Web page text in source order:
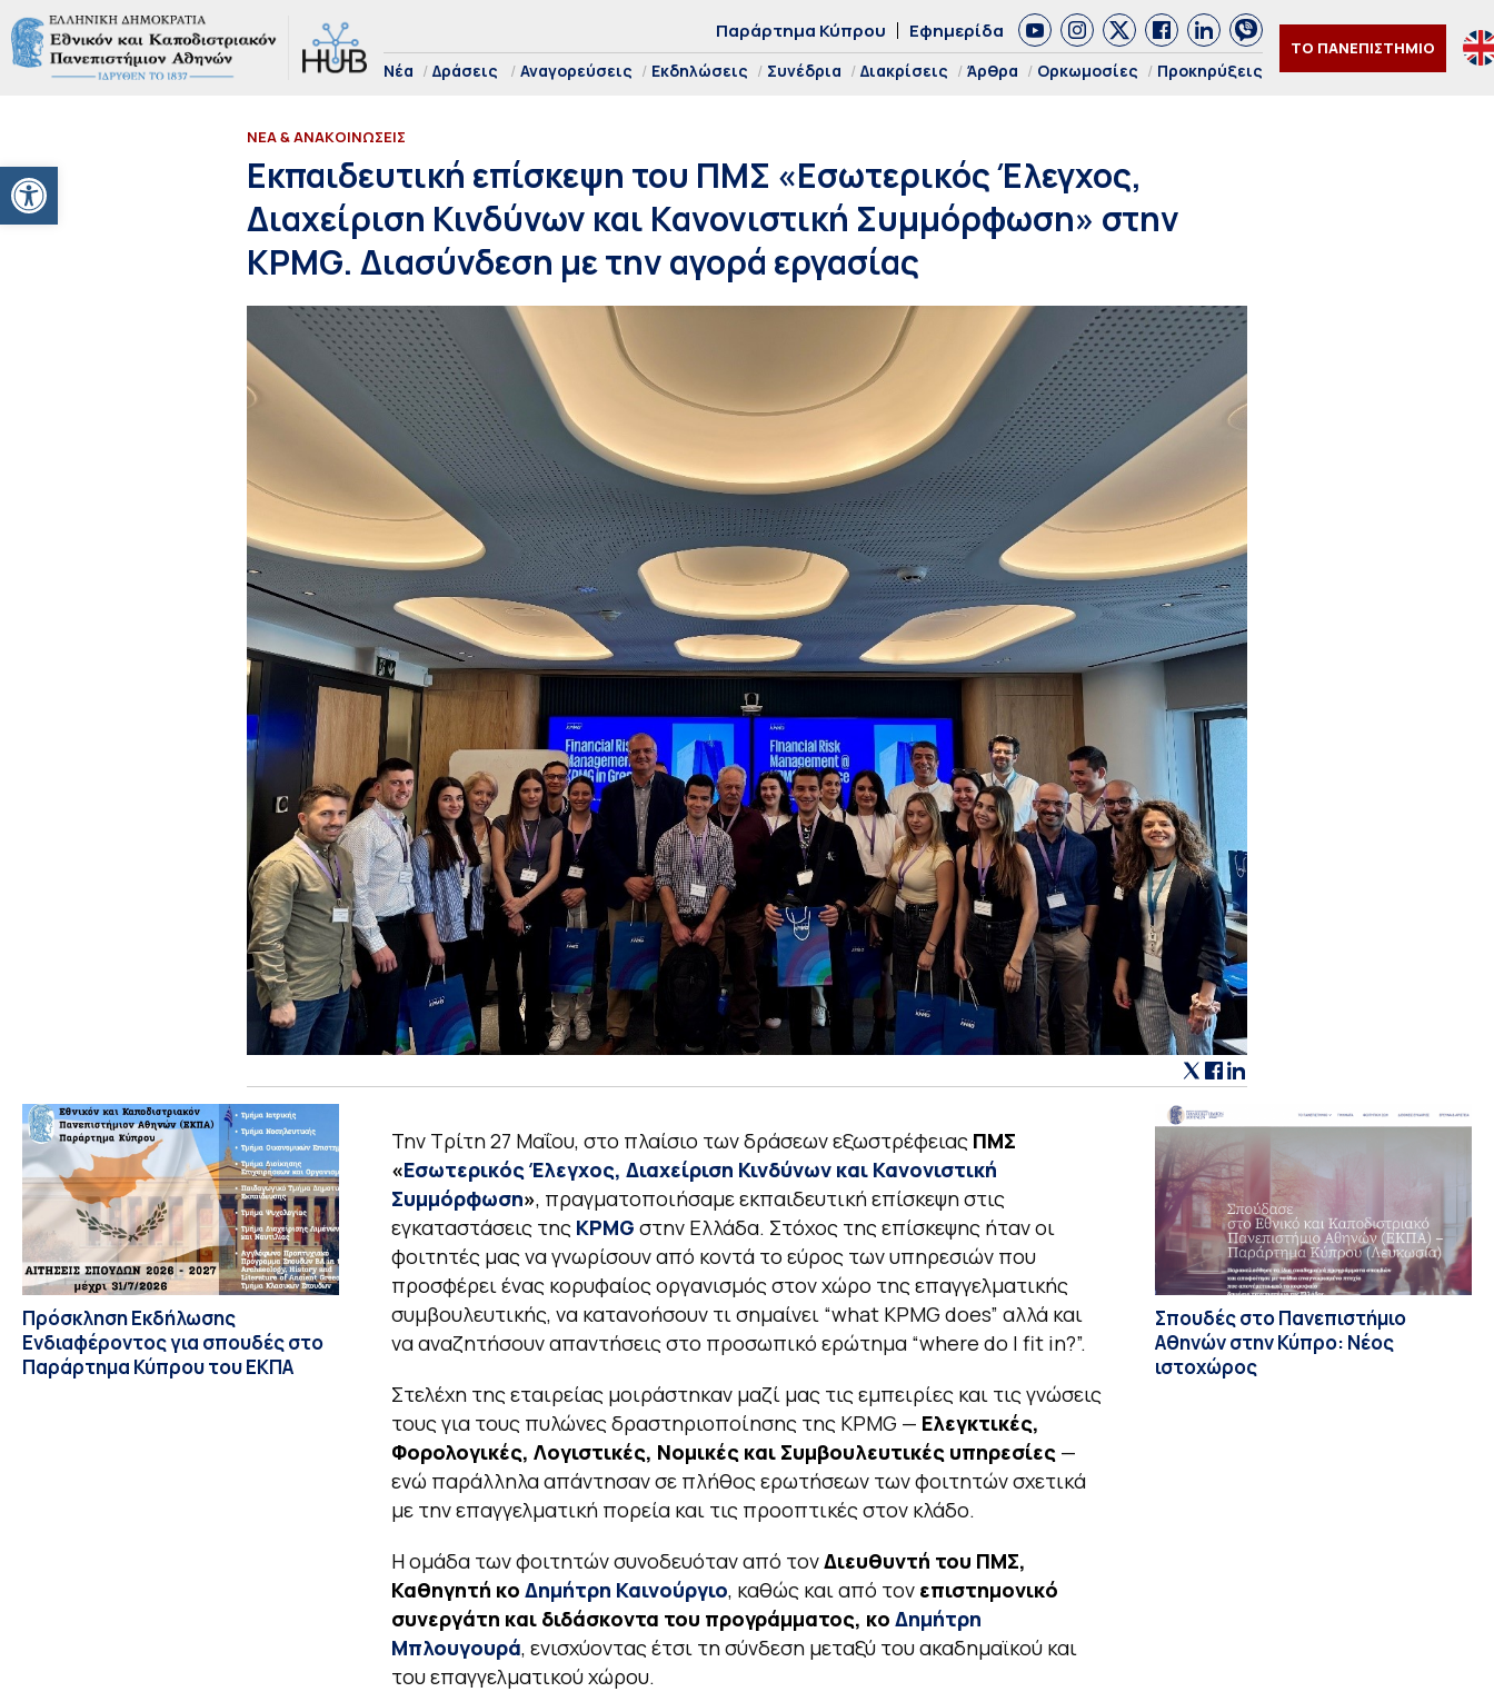
Ανοίξτε τη γραμμή εργαλείων
Παράρτημα Κύπρου Εφημερίδα
Νέα Δράσεις Αναγορεύσεις Εκδηλώσεις Συνέδρια Διακρίσεις Άρθρα Ορκωμοσίες Προκηρύξεις
ΤΟ ΠΑΝΕΠΙΣΤΗΜΙΟ
ΝΕΑ & ΑΝΑΚΟΙΝΩΣΕΙΣ
Εκπαιδευτική επίσκεψη του ΠΜΣ «Εσωτερικός Έλεγχος,
Διαχείριση Κινδύνων και Κανονιστική Συμμόρφωση» στην
KPMG. Διασύνδεση με την αγορά εργασίας
Πρόσκληση Εκδήλωσης
Ενδιαφέροντος για σπουδές στο
Παράρτημα Κύπρου του ΕΚΠΑ
Την Τρίτη 27 Μαΐου, στο πλαίσιο των δράσεων εξωστρέφειας ΠΜΣ
«Εσωτερικός Έλεγχος, Διαχείριση Κινδύνων και Κανονιστική
Συμμόρφωση», πραγματοποιήσαμε εκπαιδευτική επίσκεψη στις
εγκαταστάσεις της KPMG στην Ελλάδα. Στόχος της επίσκεψης ήταν οι
φοιτητές μας να γνωρίσουν από κοντά το εύρος των υπηρεσιών που
προσφέρει ένας κορυφαίος οργανισμός στον χώρο της επαγγελματικής
συμβουλευτικής, να κατανοήσουν τι σημαίνει “what KPMG does” αλλά και
να αναζητήσουν απαντήσεις στο προσωπικό ερώτημα “where do I fit in?”.
Στελέχη της εταιρείας μοιράστηκαν μαζί μας τις εμπειρίες και τις γνώσεις
τους για τους πυλώνες δραστηριοποίησης της KPMG — Ελεγκτικές,
Φορολογικές, Λογιστικές, Νομικές και Συμβουλευτικές υπηρεσίες —
ενώ παράλληλα απάντησαν σε πλήθος ερωτήσεων των φοιτητών σχετικά
με την επαγγελματική πορεία και τις προοπτικές στον κλάδο.
Η ομάδα των φοιτητών συνοδευόταν από τονΔιευθυντή του ΠΜΣ,
Καθηγητή κο Δημήτρη Καινούργιο, καθώς και από τον επιστημονικό
συνεργάτη και διδάσκοντα του προγράμματος, κο Δημήτρη
Μπλουγουρά, ενισχύοντας έτσι τη σύνδεση μεταξύ του ακαδημαϊκού και
του επαγγελματικού χώρου.
Σπουδές στο Πανεπιστήμιο
Αθηνών στην Κύπρο: Νέος
ιστοχώρος